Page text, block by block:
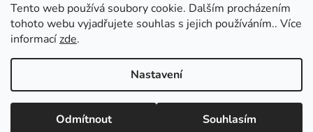
Tento web používá soubory cookie. Dalším procházením
tohoto webu vyjadřujete souhlas s jejich používáním.. Více
informacízde.
Nastavení
Odmítnout Souhlasím